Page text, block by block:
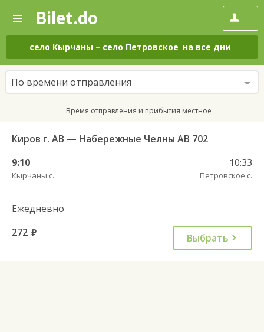
—
Поиск
и
покупка
билетов
на
автобус
онлайн
Bilet.do
село Кырчаны – село Петровское на все дни
По времени отправления
Время отправления и прибытия местное
Киров г. АВ — Набережные Челны АВ 702
9:10
Кырчаны с.
10:33
Петровское с.
Ежедневно
272 руб. Выбрать